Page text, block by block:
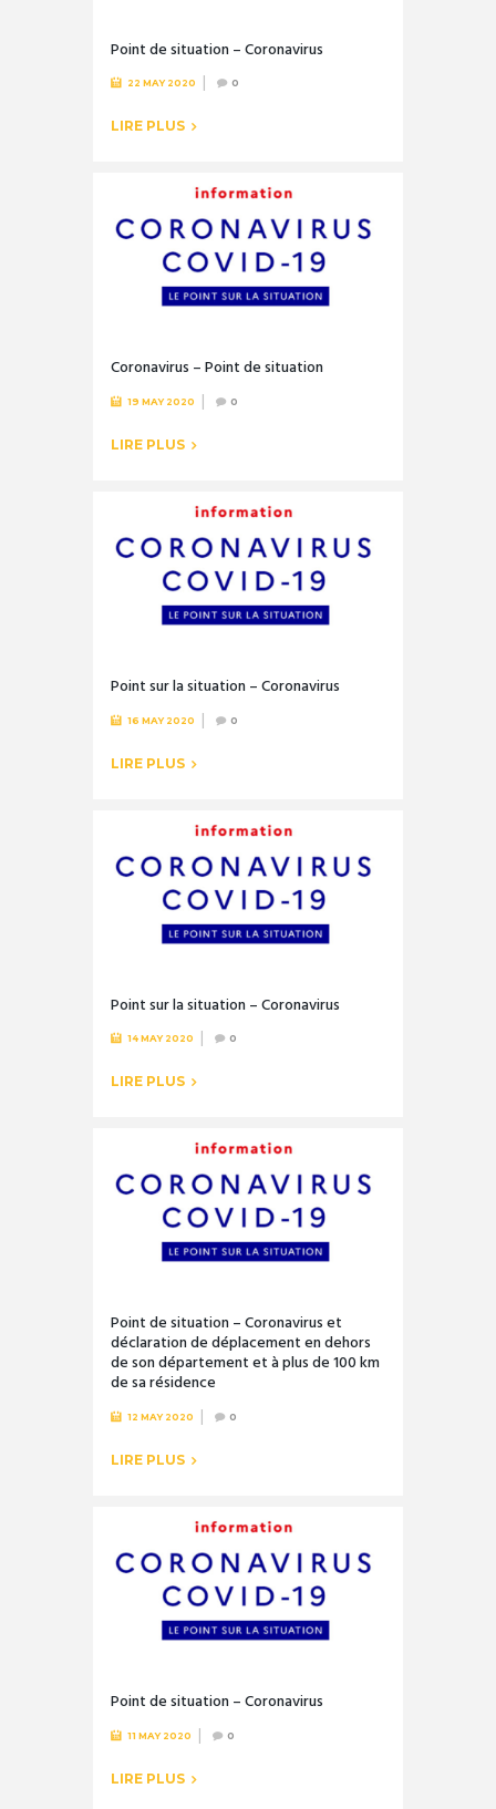
Point de situation – Coronavirus
22 MAY 2020 0
LIRE PLUS
Coronavirus – Point de situation
19 MAY 2020 0
LIRE PLUS
Point sur la situation – Coronavirus
16 MAY 2020 0
LIRE PLUS
Point sur la situation – Coronavirus
14 MAY 2020 0
LIRE PLUS
Point de situation – Coronavirus et
déclaration de déplacement en dehors
de son département et à plus de 100 km
de sa résidence
12 MAY 2020 0
LIRE PLUS
Point de situation – Coronavirus
11 MAY 2020 0
LIRE PLUS